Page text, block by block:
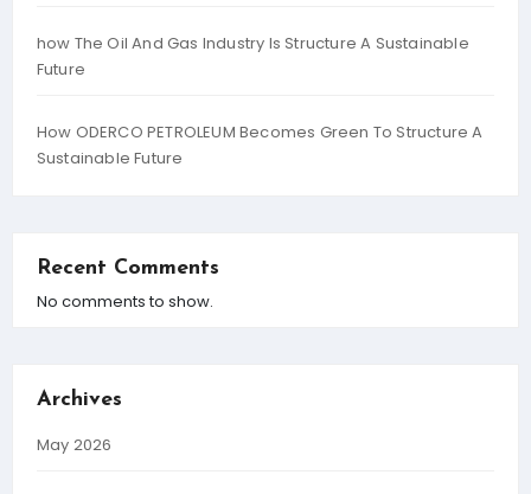
how The Oil And Gas Industry Is Structure A Sustainable
Future
How ODERCO PETROLEUM Becomes Green To Structure A
Sustainable Future
Recent Comments
No comments to show.
Archives
May 2026